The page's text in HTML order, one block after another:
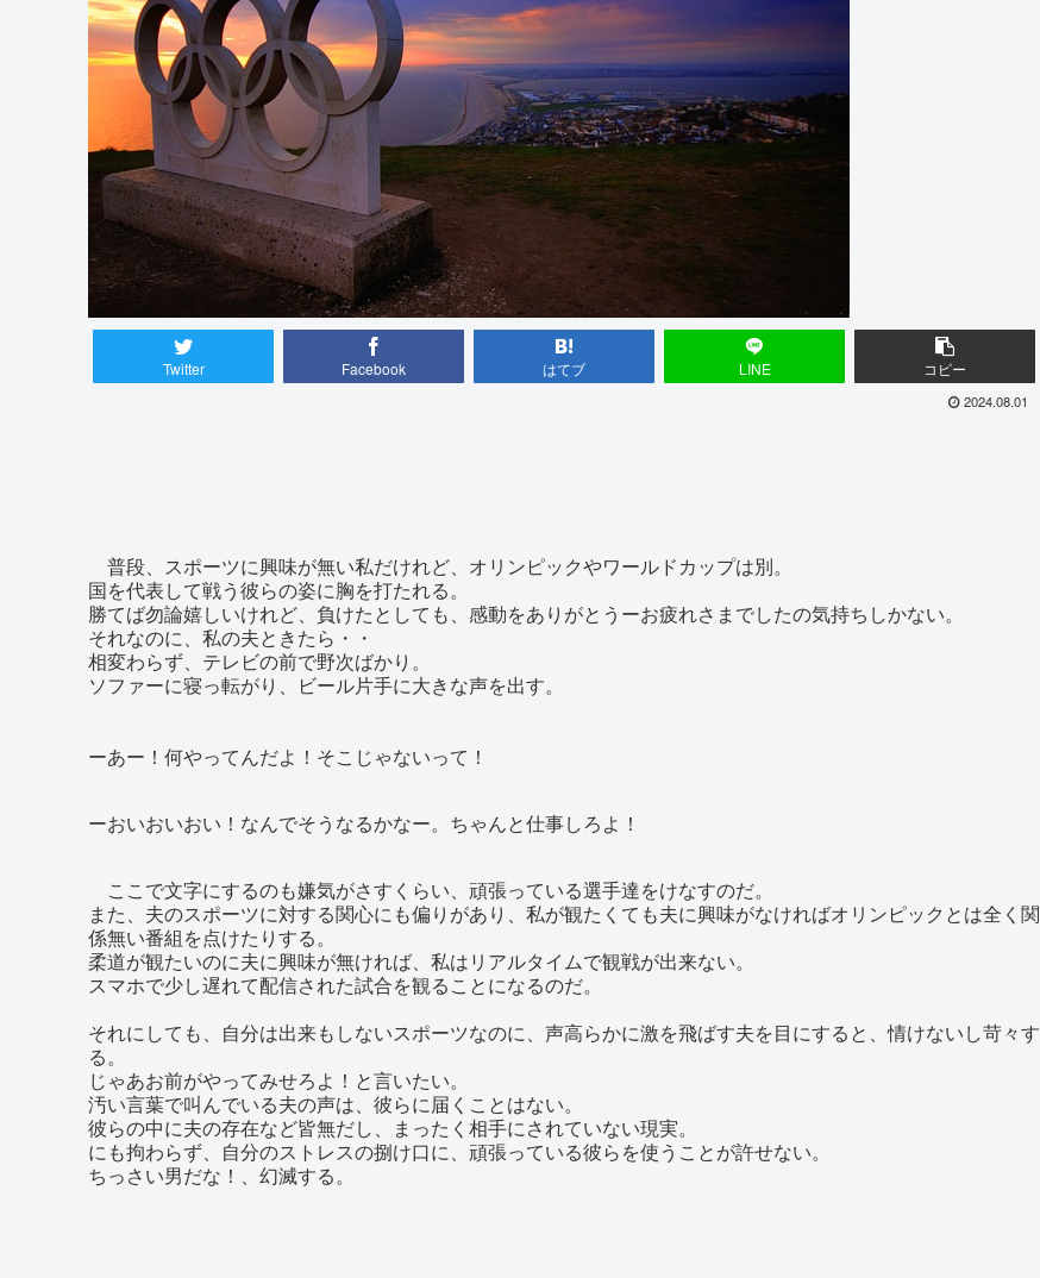
Twitter Facebook はてブ LINE コピー
2024.08.01
普段、スポーツに興味が無い私だけれど、オリンピックやワールドカップは別。
国を代表して戦う彼らの姿に胸を打たれる。
勝てば勿論嬉しいけれど、負けたとしても、感動をありがとうーお疲れさまでしたの気持ちしかない。
それなのに、私の夫ときたら・・
相変わらず、テレビの前で野次ばかり。
ソファーに寝っ転がり、ビール片手に大きな声を出す。
ーあー！何やってんだよ！そこじゃないって！
ーおいおいおい！なんでそうなるかなー。ちゃんと仕事しろよ！
ここで文字にするのも嫌気がさすくらい、頑張っている選手達をけなすのだ。
また、夫のスポーツに対する関心にも偏りがあり、私が観たくても夫に興味がなければオリンピックとは全く関
係無い番組を点けたりする。
柔道が観たいのに夫に興味が無ければ、私はリアルタイムで観戦が出来ない。
スマホで少し遅れて配信された試合を観ることになるのだ。
それにしても、自分は出来もしないスポーツなのに、声高らかに激を飛ばす夫を目にすると、情けないし苛々す
る。
じゃあお前がやってみせろよ！と言いたい。
汚い言葉で叫んでいる夫の声は、彼らに届くことはない。
彼らの中に夫の存在など皆無だし、まったく相手にされていない現実。
にも拘わらず、自分のストレスの捌け口に、頑張っている彼らを使うことが許せない。
ちっさい男だな！、幻滅する。